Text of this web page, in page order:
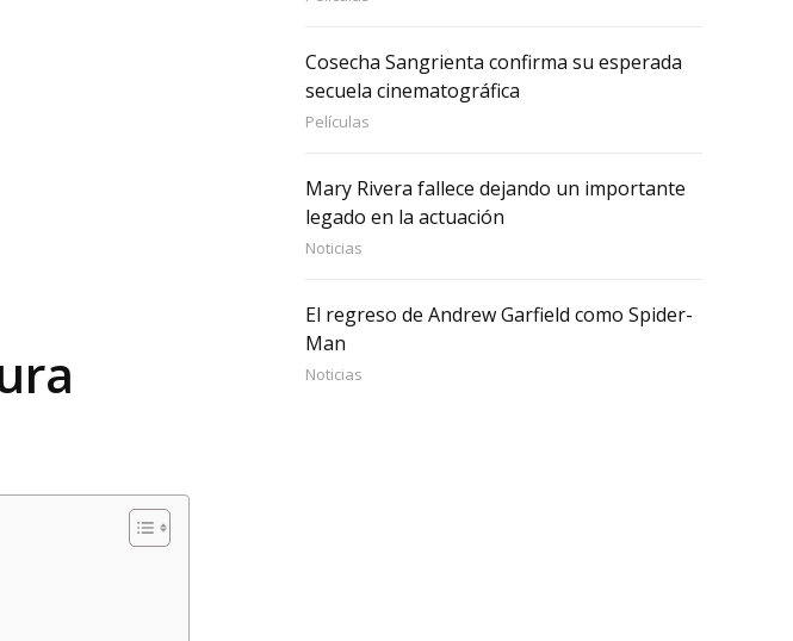
Cosecha Sangrienta confirma su esperada
secuela cinematográfica
Películas
Mary Rivera fallece dejando un importante
legado en la actuación
Noticias
El regreso de Andrew Garfield como Spider-
Man
Noticias